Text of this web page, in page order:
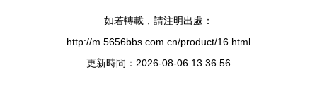
如若轉載，請注明出處：
http://m.5656bbs.com.cn/product/16.html
更新時間：2026-08-06 13:36:56